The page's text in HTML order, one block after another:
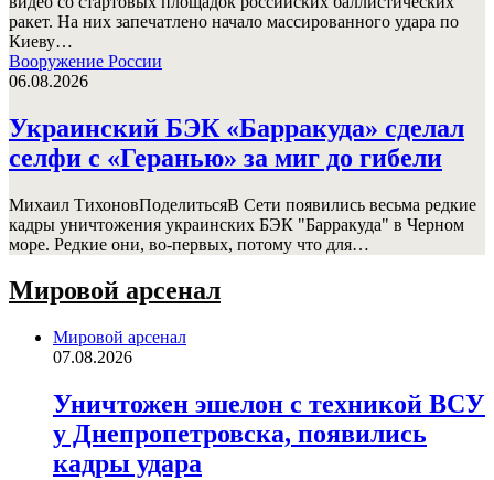
ракет. На них запечатлено начало массированного удара по
Киеву…
Вооружение России
06.08.2026
Украинский БЭК «Барракуда» сделал
селфи с «Геранью» за миг до гибели
Михаил ТихоновПоделитьсяВ Сети появились весьма редкие
кадры уничтожения украинских БЭК "Барракуда" в Черном
море. Редкие они, во-первых, потому что для…
Мировой арсенал
Мировой арсенал
07.08.2026
Уничтожен эшелон с техникой ВСУ
у Днепропетровска, появились
кадры удара